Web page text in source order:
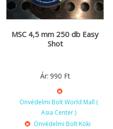
MSC 4,5 mm 250 db Easy
Shot
Ár: 990 Ft
Önvédelmi Bolt World Mall (
Asia Center )
Önvédelmi Bolt Köki